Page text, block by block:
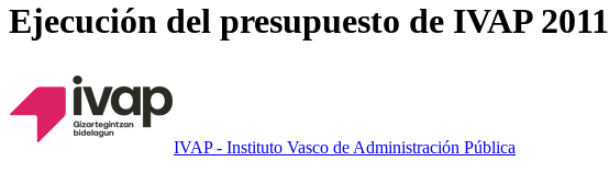
Ejecución del presupuesto de IVAP 2011
IVAP - Instituto Vasco de Administración Pública